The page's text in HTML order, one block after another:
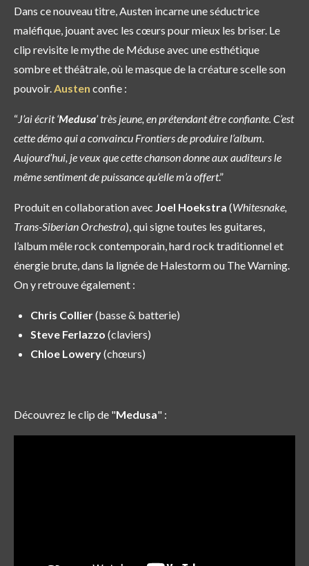
Dans ce nouveau titre, Austen incarne une séductrice
maléfique, jouant avec les cœurs pour mieux les briser. Le
clip revisite le mythe de Méduse avec une esthétique
sombre et théâtrale, où le masque de la créature scelle son
pouvoir.Austen confie :
“J’ai écrit ‘Medusa’ très jeune, en prétendant être confiante. C’est
cette démo qui a convaincu Frontiers de produire l’album.
Aujourd’hui, je veux que cette chanson donne aux auditeurs le
même sentiment de puissance qu’elle m’a offert.”
Produit en collaboration avec Joel Hoekstra (Whitesnake,
Trans-Siberian Orchestra), qui signe toutes les guitares,
l’album mêle rock contemporain, hard rock traditionnel et
énergie brute, dans la lignée de Halestorm ou The Warning.
On y retrouve également :
Chris Collier(basse & batterie)
Steve Ferlazzo (claviers)
Chloe Lowery(chœurs)
Découvrez le clip de "Medusa" :